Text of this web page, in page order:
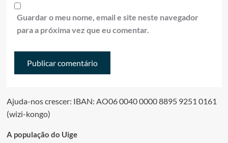
Guardar o meu nome, email e site neste navegador
para a próxima vez que eu comentar.
Ajuda-nos crescer: IBAN: AO06 0040 0000 8895 9251 0161
(wizi-kongo)
A população do Uige